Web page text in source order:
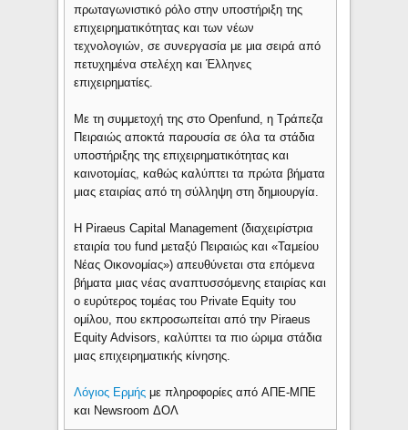
πρωταγωνιστικό ρόλο στην υποστήριξη της
επιχειρηματικότητας και των νέων
τεχνολογιών, σε συνεργασία με μια σειρά από
πετυχημένα στελέχη και Έλληνες
επιχειρηματίες.
Με τη συμμετοχή της στο Openfund, η Τράπεζα
Πειραιώς αποκτά παρουσία σε όλα τα στάδια
υποστήριξης της επιχειρηματικότητας και
καινοτομίας, καθώς καλύπτει τα πρώτα βήματα
μιας εταιρίας από τη σύλληψη στη δημιουργία.
Η Piraeus Capital Management (διαχειρίστρια
εταιρία του fund μεταξύ Πειραιώς και «Ταμείου
Νέας Οικονομίας») απευθύνεται στα επόμενα
βήματα μιας νέας αναπτυσσόμενης εταιρίας και
ο ευρύτερος τομέας του Private Equity του
ομίλου, που εκπροσωπείται από την Piraeus
Equity Advisors, καλύπτει τα πιο ώριμα στάδια
μιας επιχειρηματικής κίνησης.
Λόγιος Ερμής με πληροφορίες από ΑΠΕ-ΜΠΕ
και Newsroom ΔΟΛ